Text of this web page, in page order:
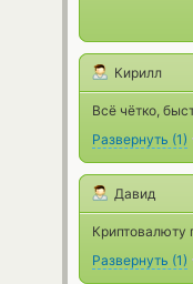
Кирилл
Всё чётко,
Развернуть (1)
Давид
Криптовалюту
Развернуть (1)